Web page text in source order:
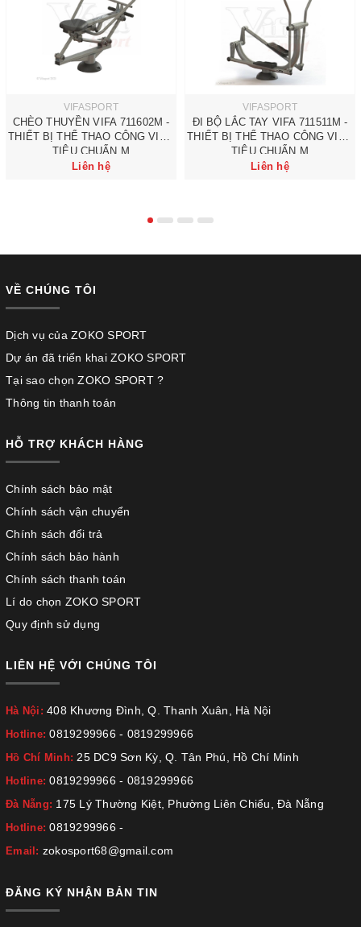
VIFASPORT
CHÈO THUYỀN VIFA 711602M -
THIẾT BỊ THỂ THAO CÔNG VIÊN
TIÊU CHUẨN M
Liên hệ
VIFASPORT
ĐI BỘ LẮC TAY VIFA 711511M -
THIẾT BỊ THỂ THAO CÔNG VIÊN
TIÊU CHUẨN M
Liên hệ
VỀ CHÚNG TÔI
Dịch vụ của ZOKO SPORT
Dự án đã triển khai ZOKO SPORT
Tại sao chọn ZOKO SPORT ?
Thông tin thanh toán
HỖ TRỢ KHÁCH HÀNG
Chính sách bảo mật
Chính sách vận chuyển
Chính sách đổi trả
Chính sách bảo hành
Chính sách thanh toán
Lí do chọn ZOKO SPORT
Quy định sử dụng
LIÊN HỆ VỚI CHÚNG TÔI
Hà Nội: 408 Khương Đình, Q. Thanh Xuân, Hà Nội
Hotline:0819299966 - 0819299966
Hồ Chí Minh: 25 DC9 Sơn Kỳ, Q. Tân Phú, Hồ Chí Minh
Hotline:0819299966 - 0819299966
Đà Nẵng: 175 Lý Thường Kiệt, Phường Liên Chiểu, Đà Nẵng
Hotline:0819299966 -
Email: zokosport68@gmail.com
ĐĂNG KÝ NHẬN BẢN TIN